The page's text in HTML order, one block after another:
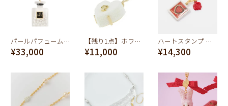
パールパフュームボトル ネックレス
¥33,000
【残り1点】ホワイトリュクスハートショコラ ネックレス
¥11,000
ハートスタンプ ネックレス
¥14,300